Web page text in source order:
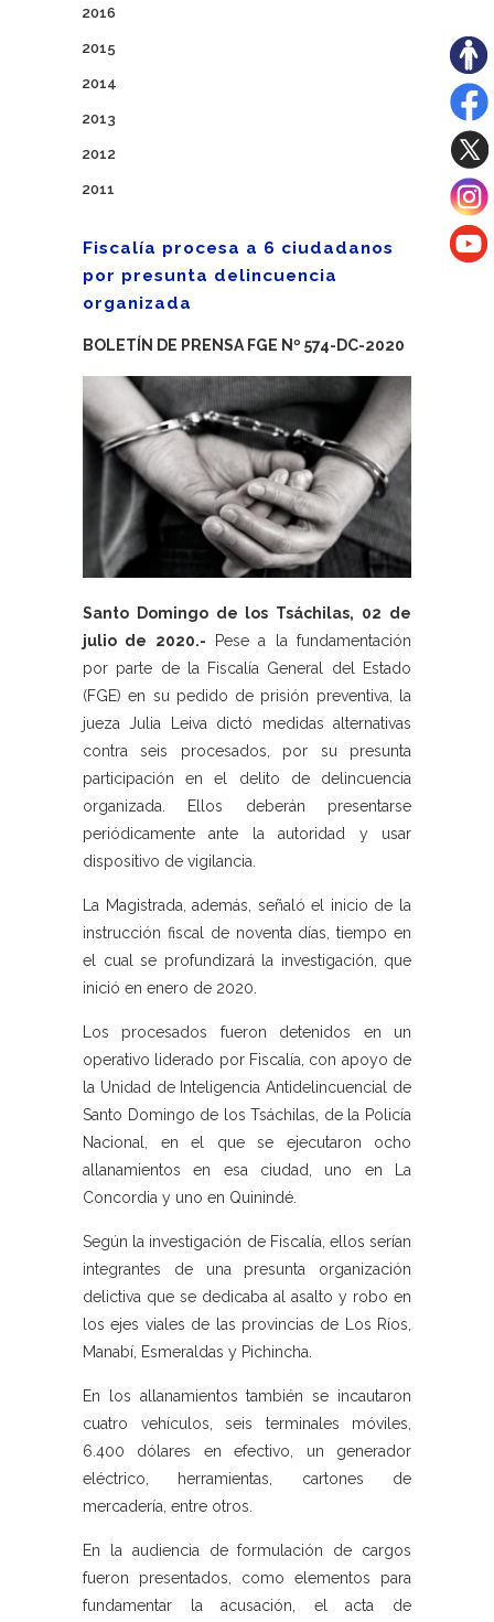
2016
2015
2014
2013
2012
2011
Fiscalía procesa a 6 ciudadanos
por presunta delincuencia
organizada
BOLETÍN DE PRENSA FGE Nº 574-DC-2020
Santo Domingo de los Tsáchilas, 02 de
julio de 2020.- Pese a la fundamentación
por parte de la Fiscalía General del Estado
(FGE) en su pedido de prisión preventiva, la
jueza Julia Leiva dictó medidas alternativas
contra seis procesados, por su presunta
participación en el delito de delincuencia
organizada. Ellos deberán presentarse
periódicamente ante la autoridad y usar
dispositivo de vigilancia.
La Magistrada, además, señaló el inicio de la
instrucción fiscal de noventa días, tiempo en
el cual se profundizará la investigación, que
inició en enero de 2020.
Los procesados fueron detenidos en un
operativo liderado por Fiscalía, con apoyo de
la Unidad de Inteligencia Antidelincuencial de
Santo Domingo de los Tsáchilas, de la Policía
Nacional, en el que se ejecutaron ocho
allanamientos en esa ciudad, uno en La
Concordia y uno en Quinindé.
Según la investigación de Fiscalía, ellos serían
integrantes de una presunta organización
delictiva que se dedicaba al asalto y robo en
los ejes viales de las provincias de Los Ríos,
Manabí, Esmeraldas y Pichincha.
En los allanamientos también se incautaron
cuatro vehículos, seis terminales móviles,
6.400 dólares en efectivo, un generador
eléctrico, herramientas, cartones de
mercadería, entre otros.
En la audiencia de formulación de cargos
fueron presentados, como elementos para
fundamentar la acusación, el acta de